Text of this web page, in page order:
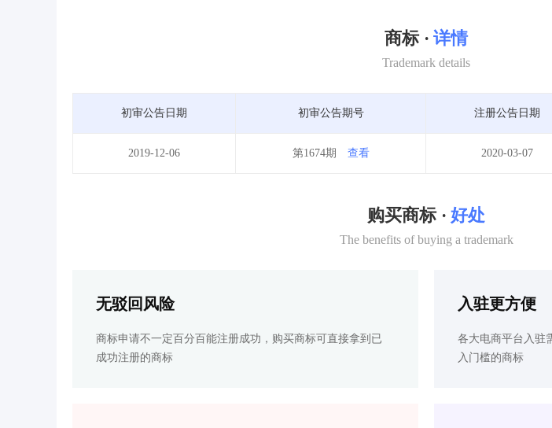
商标 · 详情
Trademark details
初审公告日期 初审公告期号 注册公告日期
2019-12-06 第1674期 查看 2020-03-07
购买商标 · 好处
The benefits of buying a trademark
无驳回风险
商标申请不一定百分百能注册成功，购买商标可直接拿到已
成功注册的商标
入驻更方便
各大电商平台入驻
入门槛的商标